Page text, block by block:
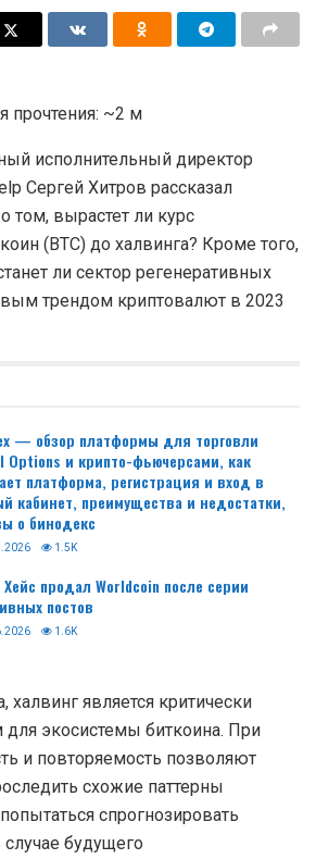
прочтения: ~2 м
исполнительный директор
Сергей Хитров рассказал
том, вырастет ли курс
(BTC) до халвинга? Кроме того,
ли сектор регенеративных
трендом криптовалют в 2023
— обзор платформы для торговли
Options и крипто-фьючерсами, как
платформа, регистрация и вход в
кабинет, преимущества и недостатки,
о бинодекс
1.5K
продал Worldcoin после серии
постов
1.6K
халвинг является критически
экосистемы биткоина. При
и повторяемость позволяют
схожие паттерны
спрогнозировать
будущего